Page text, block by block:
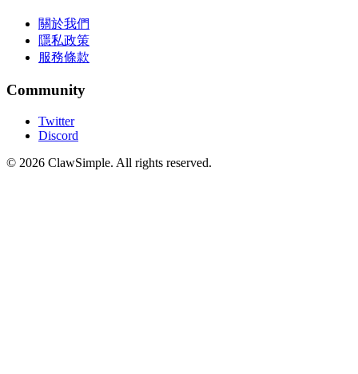
關於我們
隱私政策
服務條款
Community
Twitter
Discord
© 2026 ClawSimple. All rights reserved.